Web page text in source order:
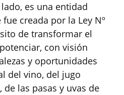
lado, es una entidad
creada por la Ley Nº
de transformar el
con visión
y oportunidades
del vino, del jugo
las pasas y uvas de